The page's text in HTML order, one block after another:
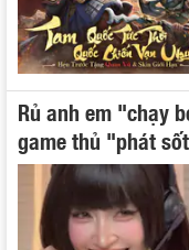
Rủ anh em "chạy
game thủ "phát